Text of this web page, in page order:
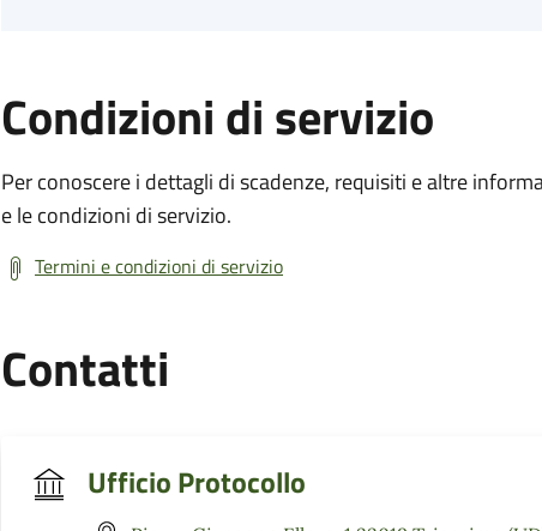
Condizioni di servizio
Per conoscere i dettagli di scadenze, requisiti e altre
e le condizioni di servizio.
Termini e condizioni di servizio
Contatti
Ufficio Protocollo